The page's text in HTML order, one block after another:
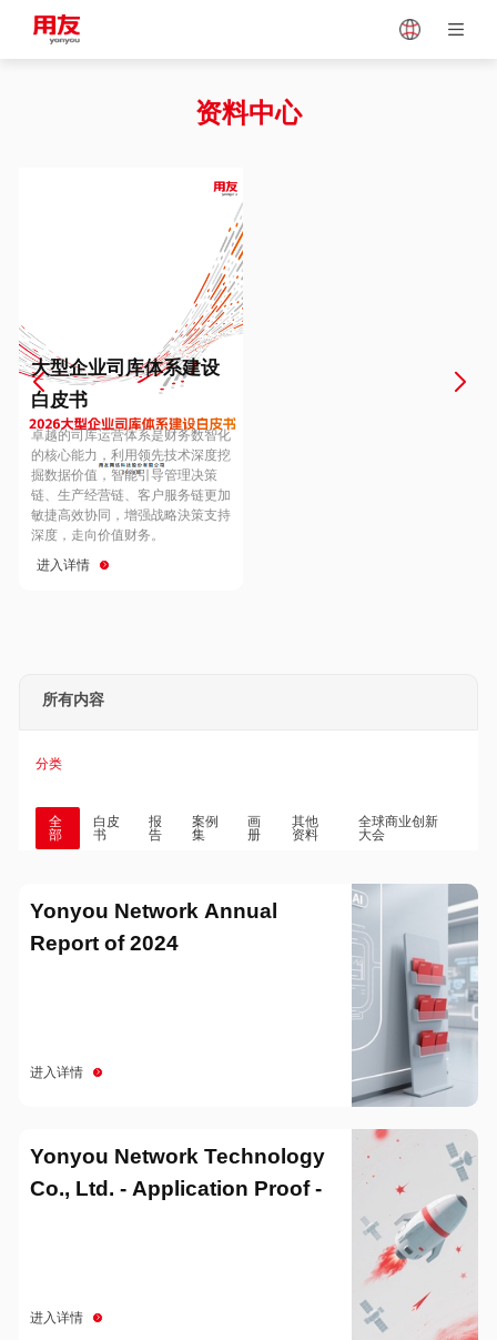
Vietnam
Europe
Hungary
Hong Kong
资料中心
大型企业司库体系建设
白皮书
卓越的司库运营体系是财务数智化
的核心能力，利用领先技术深度挖
掘数据价值，智能引导管理决策
链、生产经营链、客户服务链更加
敏捷高效协同，增强战略決策支持
深度，走向价值财务。
进入详情
所有内容
分类
全
部
白皮
书
报
告
案例
集
画
册
其他
资料
全球商业创新
大会
Yonyou Network Annual
Report of 2024
进入详情
Yonyou Network Technology
Co., Ltd. - Application Proof -
进入详情